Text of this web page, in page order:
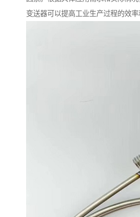
变送器可以提高工业生产过程的效率